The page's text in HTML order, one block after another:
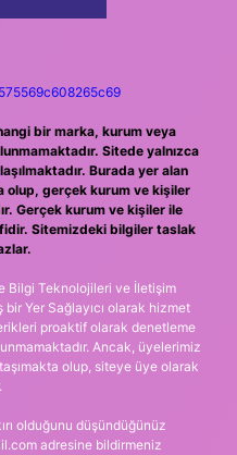
bir marka, kurum veya
Sitede yalnızca
Burada yer alan
olup, gerçek kurum ve kişiler
Gerçek kurum ve kişiler ile
Sitemizdeki bilgiler taslak
Bilgi Teknolojileri ve İletişim
bir Yer Sağlayıcı olarak hizmet
proaktif olarak denetleme
Ancak, üyelerimiz
olup, siteye üye olarak
olduğunu düşündüğünüz
adresine bildirmeniz